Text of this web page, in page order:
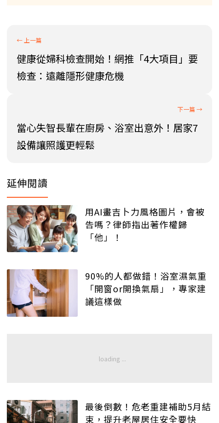
健康從婦科檢查開始！網推「4大項目」要
檢查：遠離隱形健康危機
當心失智長輩在廚房、浴室出意外！居家7
設備讓照護更輕鬆
延伸閱讀
用AI畫吉卜力風格圖片，會被
告嗎？律師指出著作權歸
「他」！
90%的人都做錯！浴室濕氣重
「開窗or開換氣扇」，專家建
議這樣做
最後倒數！危老重建補助5月結
束，提升老屋居住安全要快